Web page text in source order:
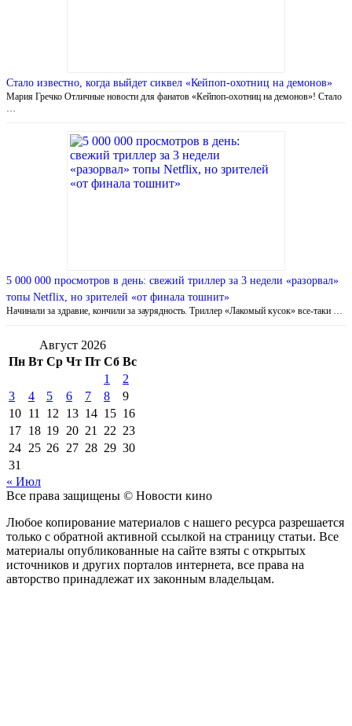
Стало известно, когда выйдет сиквел «Кейпоп-охотниц на демонов»
Мария Гречко Отличные новости для фанатов «Кейпоп-охотниц на демонов»! Стало
5 000 000 просмотров в день: свежий триллер за 3 недели «разорвал»
топы Netflix, но зрителей «от финала тошнит»
Начинали за здравие, кончили за заурядность. Триллер «Лакомый кусок» все-таки …
Август 2026
Пн Вт Ср Чт Пт Сб Вс
1
2
3
4 5 6 7 8
9
10 11 12 13 14 15 16
17 18 19 20 21 22 23
24 25 26 27 28 29 30
31
« Июл
Все права защищены © Новости кино
Любое копирование материалов с нашего ресурса разрешается
только с обратной активной ссылкой на страницу статьи. Все
материалы опубликованные на сайте взяты с открытых
источников и других порталов интернета, все права на
авторство принадлежат их законным владельцам.